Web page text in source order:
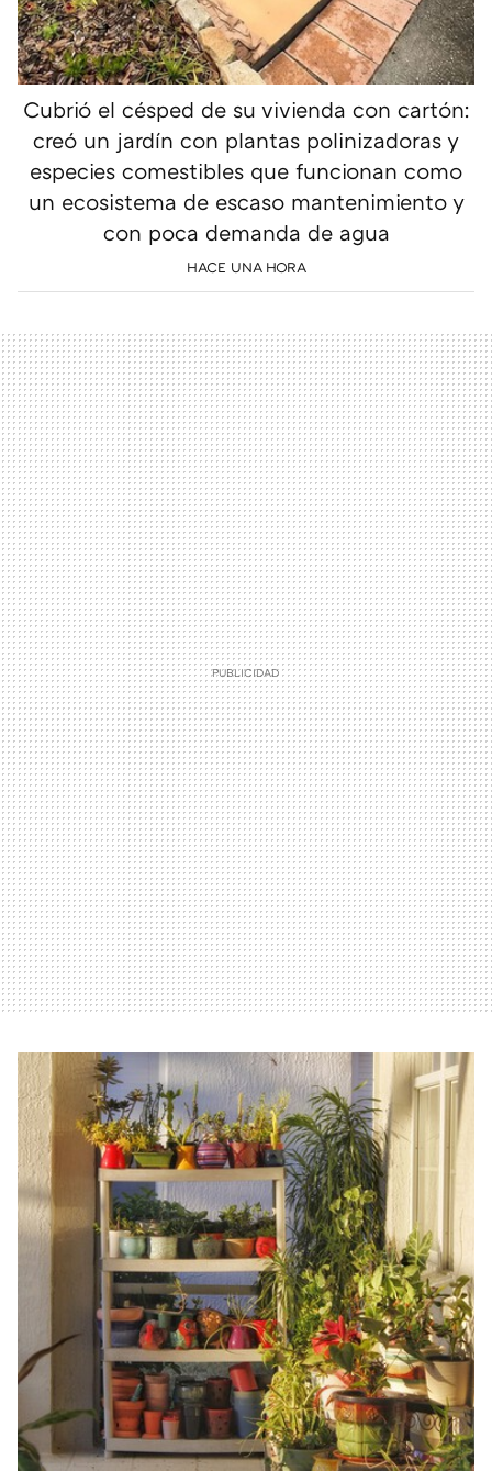
Cubrió el césped de su vivienda con cartón:
creó un jardín con plantas polinizadoras y
especies comestibles que funcionan como
un ecosistema de escaso mantenimiento y
con poca demanda de agua
HACE UNA HORA